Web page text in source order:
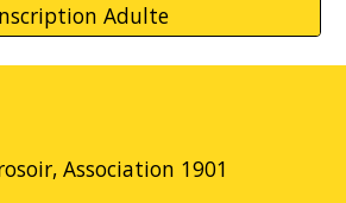
Adulte
Association 1901